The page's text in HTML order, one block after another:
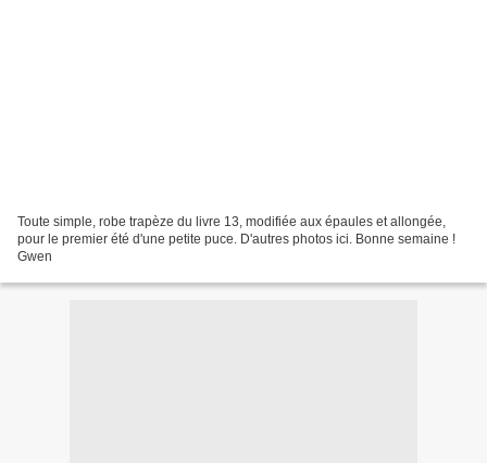
Toute simple, robe trapèze du livre 13, modifiée aux épaules et allongée,
pour le premier été d'une petite puce. D'autres photos ici. Bonne semaine !
Gwen